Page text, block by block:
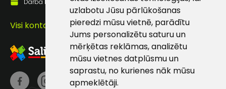
uzlabotu Jūsu pārlūkošanas
pieredzi mūsu vietnē, parādītu
Jums personalizētu saturu un
mērķētas reklāmas, analizētu
mūsu vietnes datplūsmu un
saprastu, no kurienes nāk mūsu
apmeklētāji.
Visi kontakti
info@hards.lv